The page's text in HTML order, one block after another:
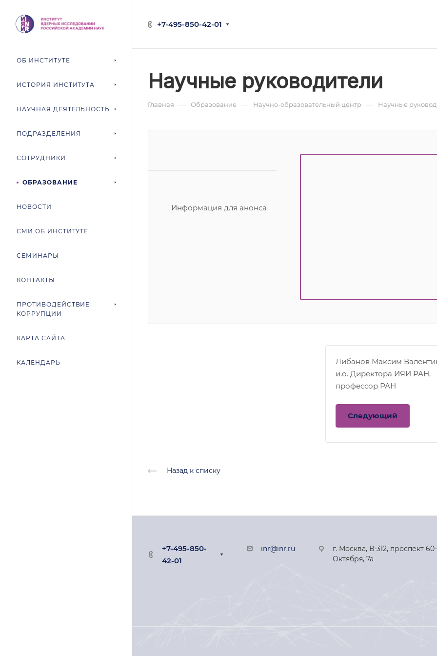
+7-495-850-42-01
ОБ ИНСТИТУТЕ
ИСТОРИЯ ИНСТИТУТА
НАУЧНАЯ ДЕЯТЕЛЬНОСТЬ
ПОДРАЗДЕЛЕНИЯ
СОТРУДНИКИ
ОБРАЗОВАНИЕ
НОВОСТИ
СМИ ОБ ИНСТИТУТЕ
СЕМИНАРЫ
КОНТАКТЫ
ПРОТИВОДЕЙСТВИЕ
КОРРУПЦИИ
КАРТА САЙТА
КАЛЕНДАРЬ
Научные руководители
Главная — Образование — Научно-образовательный центр — Научные
Информация для анонса
Либанов Максим
и.о. Директора ИЯИ РАН,
профессор РАН
Следующий
Назад к списку
+7-495-850-
42-01
inr@inr.ru
г. Москва, В-312, проспект
Октября, 7а